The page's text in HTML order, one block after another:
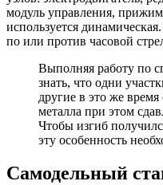
модуль управления,
используется
по или против часовой
Выполняя работу по
знать, что одни
другие в это же
металла при этом
Чтобы изгиб
эту особенность
Самодельный